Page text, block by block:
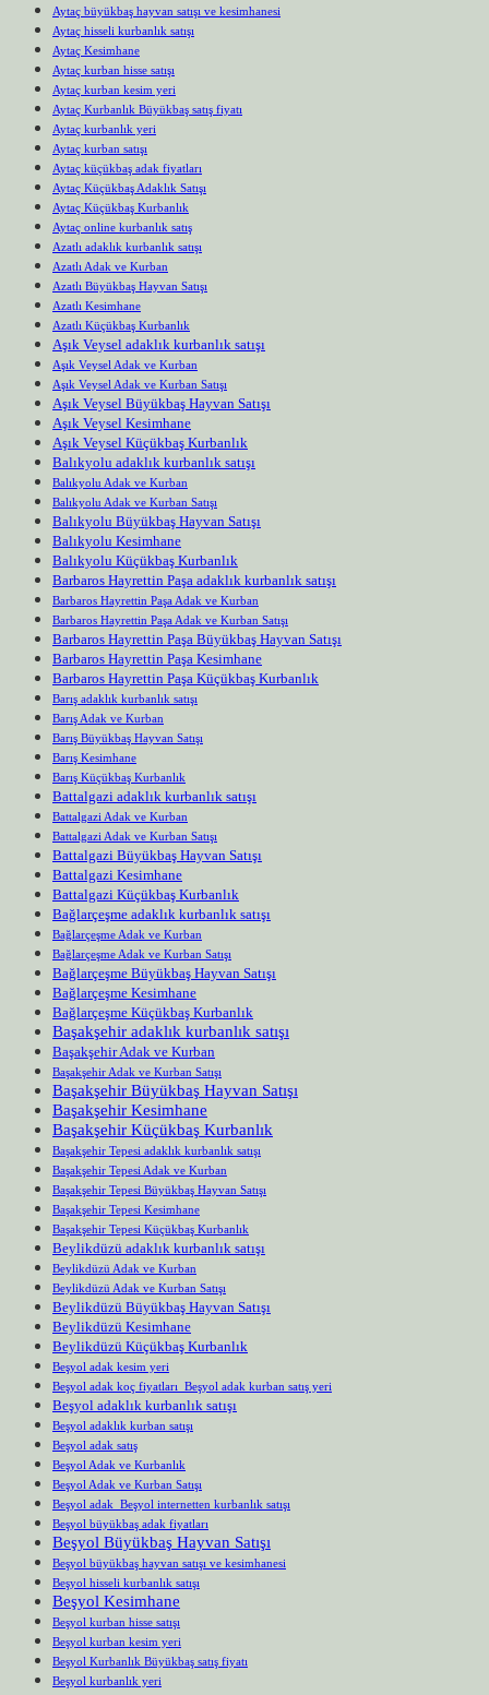
Aytaç büyükbaş hayvan satışı ve kesimhanesi
Aytaç hisseli kurbanlık satışı
Aytaç Kesimhane
Aytaç kurban hisse satışı
Aytaç kurban kesim yeri
Aytaç Kurbanlık Büyükbaş satış fiyatı
Aytaç kurbanlık yeri
Aytaç kurban satışı
Aytaç küçükbaş adak fiyatları
Aytaç Küçükbaş Adaklık Satışı
Aytaç Küçükbaş Kurbanlık
Aytaç online kurbanlık satış
Azatlı adaklık kurbanlık satışı
Azatlı Adak ve Kurban
Azatlı Büyükbaş Hayvan Satışı
Azatlı Kesimhane
Azatlı Küçükbaş Kurbanlık
Aşık Veysel adaklık kurbanlık satışı
Aşık Veysel Adak ve Kurban
Aşık Veysel Adak ve Kurban Satışı
Aşık Veysel Büyükbaş Hayvan Satışı
Aşık Veysel Kesimhane
Aşık Veysel Küçükbaş Kurbanlık
Balıkyolu adaklık kurbanlık satışı
Balıkyolu Adak ve Kurban
Balıkyolu Adak ve Kurban Satışı
Balıkyolu Büyükbaş Hayvan Satışı
Balıkyolu Kesimhane
Balıkyolu Küçükbaş Kurbanlık
Barbaros Hayrettin Paşa adaklık kurbanlık satışı
Barbaros Hayrettin Paşa Adak ve Kurban
Barbaros Hayrettin Paşa Adak ve Kurban Satışı
Barbaros Hayrettin Paşa Büyükbaş Hayvan Satışı
Barbaros Hayrettin Paşa Kesimhane
Barbaros Hayrettin Paşa Küçükbaş Kurbanlık
Barış adaklık kurbanlık satışı
Barış Adak ve Kurban
Barış Büyükbaş Hayvan Satışı
Barış Kesimhane
Barış Küçükbaş Kurbanlık
Battalgazi adaklık kurbanlık satışı
Battalgazi Adak ve Kurban
Battalgazi Adak ve Kurban Satışı
Battalgazi Büyükbaş Hayvan Satışı
Battalgazi Kesimhane
Battalgazi Küçükbaş Kurbanlık
Bağlarçeşme adaklık kurbanlık satışı
Bağlarçeşme Adak ve Kurban
Bağlarçeşme Adak ve Kurban Satışı
Bağlarçeşme Büyükbaş Hayvan Satışı
Bağlarçeşme Kesimhane
Bağlarçeşme Küçükbaş Kurbanlık
Başakşehir adaklık kurbanlık satışı
Başakşehir Adak ve Kurban
Başakşehir Adak ve Kurban Satışı
Başakşehir Büyükbaş Hayvan Satışı
Başakşehir Kesimhane
Başakşehir Küçükbaş Kurbanlık
Başakşehir Tepesi adaklık kurbanlık satışı
Başakşehir Tepesi Adak ve Kurban
Başakşehir Tepesi Büyükbaş Hayvan Satışı
Başakşehir Tepesi Kesimhane
Başakşehir Tepesi Küçükbaş Kurbanlık
Beylikdüzü adaklık kurbanlık satışı
Beylikdüzü Adak ve Kurban
Beylikdüzü Adak ve Kurban Satışı
Beylikdüzü Büyükbaş Hayvan Satışı
Beylikdüzü Kesimhane
Beylikdüzü Küçükbaş Kurbanlık
Beşyol adak kesim yeri
Beşyol adak koç fiyatları Beşyol adak kurban satış yeri
Beşyol adaklık kurbanlık satışı
Beşyol adaklık kurban satışı
Beşyol adak satış
Beşyol Adak ve Kurbanlık
Beşyol Adak ve Kurban Satışı
Beşyol adak Beşyol internetten kurbanlık satışı
Beşyol büyükbaş adak fiyatları
Beşyol Büyükbaş Hayvan Satışı
Beşyol büyükbaş hayvan satışı ve kesimhanesi
Beşyol hisseli kurbanlık satışı
Beşyol Kesimhane
Beşyol kurban hisse satışı
Beşyol kurban kesim yeri
Beşyol Kurbanlık Büyükbaş satış fiyatı
Beşyol kurbanlık yeri